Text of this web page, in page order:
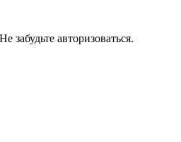
забудьте авторизоваться.